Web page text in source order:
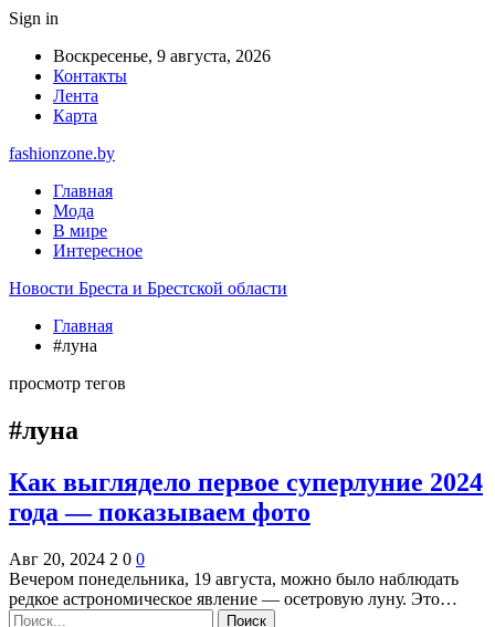
Sign in
Воскресенье, 9 августа, 2026
Контакты
Лента
Карта
fashionzone.by
Главная
Мода
В мире
Интересное
Новости Бреста и Брестской области
Главная
#луна
просмотр тегов
#луна
Как выглядело первое суперлуние 2024
года — показываем фото
Авг 20, 2024 2 0 0
Вечером понедельника, 19 августа, можно было наблюдать
редкое астрономическое явление — осетровую луну. Это…